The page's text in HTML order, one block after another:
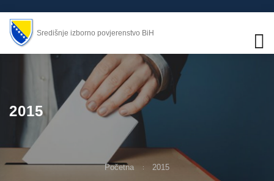
Središnje izborno povjerenstvo BiH
2015
Početna 2015